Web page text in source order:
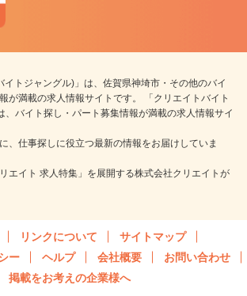
イトジャングル)」は、佐賀県神埼市・その他のバイ
が満載の求人情報サイトです。 「クリエイトバイト
、バイト探し・パート募集情報が満載の求人情報サイ
、仕事探しに役立つ最新の情報をお届けしていま
エイト 求人特集」を展開する株式会社クリエイトが
リンクについて
サイトマップ
ー
ヘルプ 会社概要
お問い合わせ
掲載をお考えの企業様へ